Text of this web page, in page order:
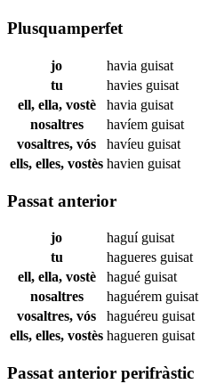
Plusquamperfet
jo havia guisat
tu
havies guisat
ell, ella, vostè
havia guisat
nosaltres
havíem guisat
vosaltres, vós
havíeu guisat
ells, elles, vostès havien guisat
Passat anterior
jo haguí guisat
tu
hagueres guisat
ell, ella, vostè
hagué guisat
nosaltres
haguérem guisat
vosaltres, vós
haguéreu guisat
ells, elles, vostès hagueren guisat
Passat anterior perifràstic